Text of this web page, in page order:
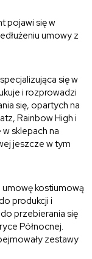
pojawi się w
umowy z
się w
i rozprowadzi
się, opartych na
Rainbow High i
sklepach na
jeszcze w tym
kostiumową
produkcji i
przebierania się
Północnej.
zestawy